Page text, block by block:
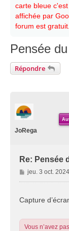
carte bleue
affichée par
forum est gratuit.
Pensée
Répondre
JoRega
Re: Pensée
M
e
s
e
jeu. 3 oct.
Capture
Vous n’avez